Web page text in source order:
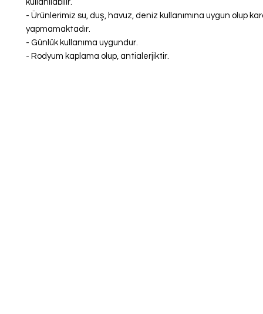
kullanılabilir.
- Ürünlerimiz su, duş, havuz, deniz kullanımına uygun olup
yapmamaktadır.
- Günlük kullanıma uygundur.
- Rodyum kaplama olup, antialerjiktir.